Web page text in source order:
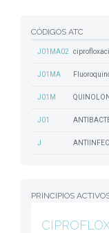
CÓDIGOS ATC
J01MA02
J01MA
J01M
J01
J
PRINCIPIOS